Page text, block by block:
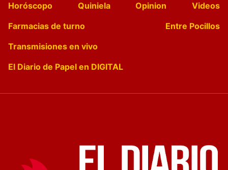
Horóscopo
Quiniela Opinion
Videos
Farmacias de turno
Entre Pocillos
Transmisiones en vivo
El Diario de Papel en DIGITAL